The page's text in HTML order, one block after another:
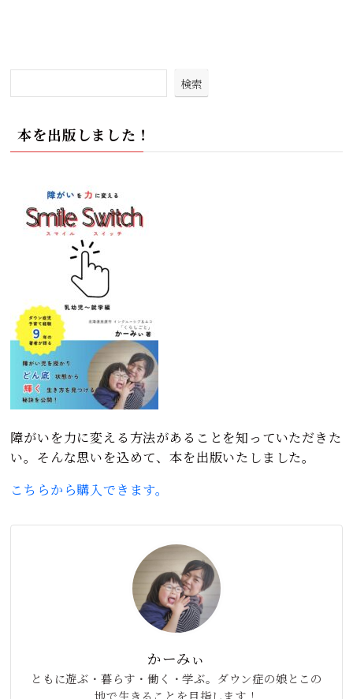
検索
本を出版しました！
障がいを力に変える方法があることを知っていただきた
い。そんな思いを込めて、本を出版いたしました。
こちらから購入できます。
かーみぃ
ともに遊ぶ・暮らす・働く・学ぶ。ダウン症の娘とこの
地で生きることを目指します！